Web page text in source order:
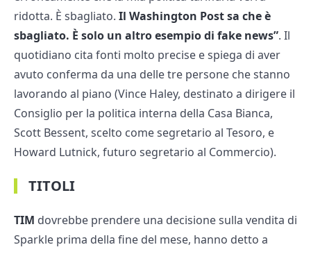
ridotta. È sbagliato. Il Washington Post sa che è
sbagliato. È solo un altro esempio di fake news”. Il
quotidiano cita fonti molto precise e spiega di aver
avuto conferma da una delle tre persone che stanno
lavorando al piano (Vince Haley, destinato a dirigere il
Consiglio per la politica interna della Casa Bianca,
Scott Bessent, scelto come segretario al Tesoro, e
Howard Lutnick, futuro segretario al Commercio).
TITOLI
TIM dovrebbe prendere una decisione sulla vendita di
Sparkle prima della fine del mese, hanno detto a